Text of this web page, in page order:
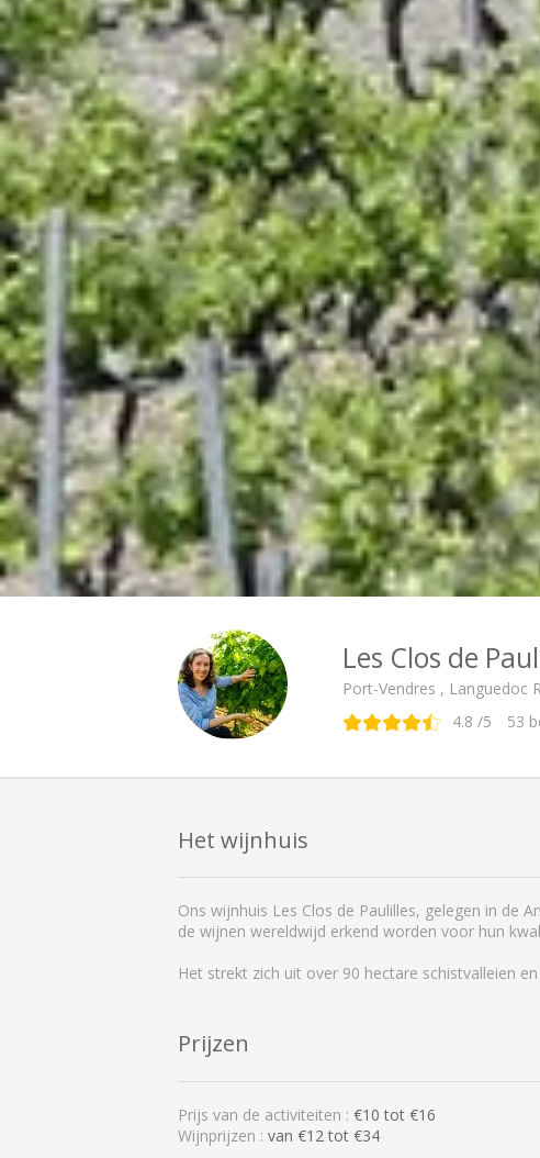
Les Clos de
Port-Vendres , Languedoc
4.8 /5 53
Het wijnhuis
Ons wijnhuis Les Clos de Paulilles, gelegen in de
de wijnen wereldwijd erkend worden voor hun
Het strekt zich uit over 90 hectare schistvalleien
Prijzen
Prijs van de activiteiten : €10 tot €16
Wijnprijzen : van €12 tot €34